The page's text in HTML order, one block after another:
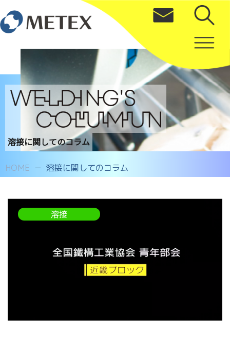
溶接に関してのコラム
HOME 溶接に関してのコラム
溶接